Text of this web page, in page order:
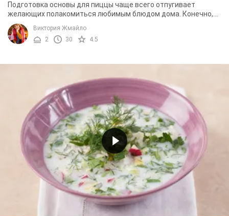
Подготовка основы для пиццы чаще всего отпугивает
желающих полакомиться любимым блюдом дома. Конечно,
легче заказать пиццу на дом или пройтись до ...
Виктория Жмайло
2
30 4.5